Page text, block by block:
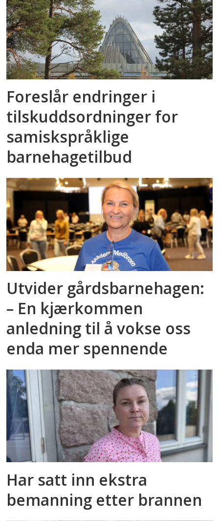
Foreslår endringer i
tilskuddsordninger for
samiskspråklige
barnehagetilbud
Utvider gårdsbarnehagen:
– En kjærkommen
anledning til å vokse oss
enda mer spennende
Har satt inn ekstra
bemanning etter brannen